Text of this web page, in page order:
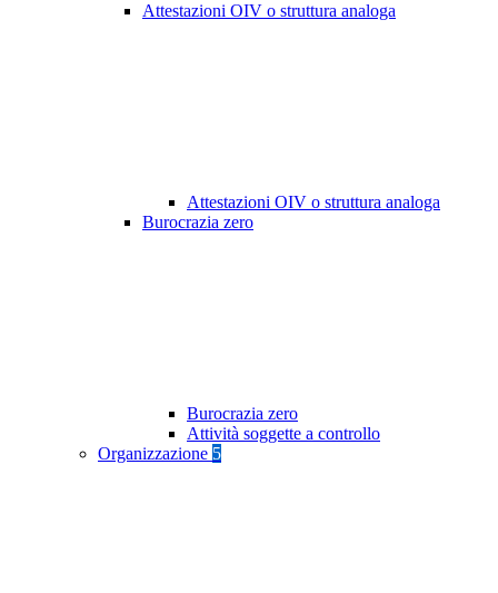
Attestazioni OIV o struttura analoga
Attestazioni OIV o struttura analoga
Burocrazia zero
Burocrazia zero
Attività soggette a controllo
Organizzazione 5